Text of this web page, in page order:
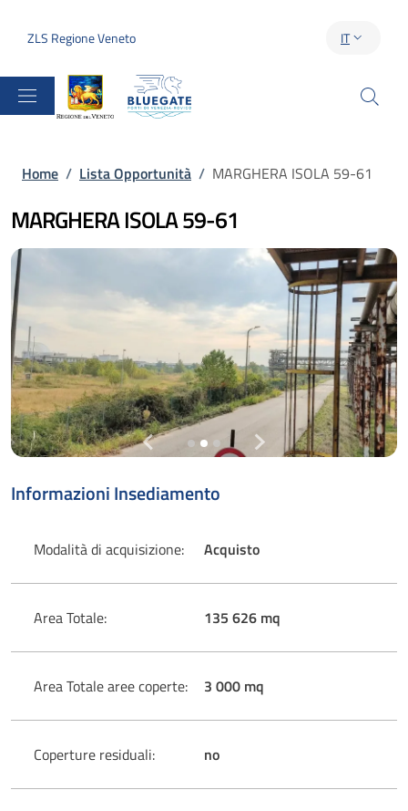
ZLS Regione Veneto IT
Briciole di pane
Home / Lista Opportunità / MARGHERA ISOLA 59-61
MARGHERA ISOLA 59-61
Informazioni Insediamento
Modalità di acquisizione: Acquisto
Area Totale: 135 626 mq
Area Totale aree coperte: 3 000 mq
Coperture residuali: no